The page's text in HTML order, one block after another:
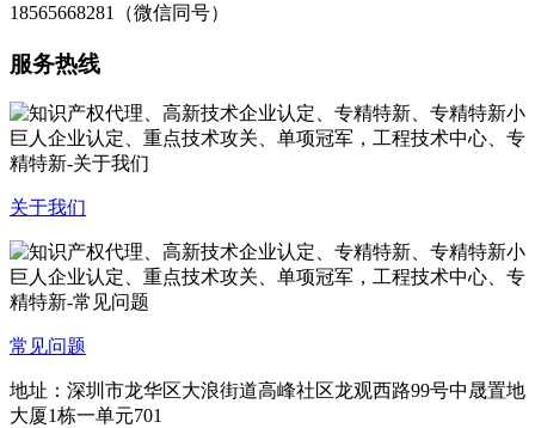
18565668281（微信同号）
服务热线
关于我们
常见问题
地址：深圳市龙华区大浪街道高峰社区龙观西路99号中晟置地
大厦1栋一单元701